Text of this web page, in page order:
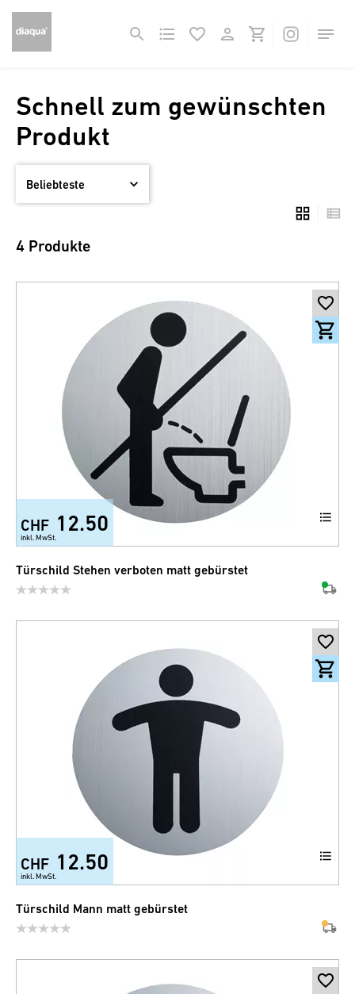
Schnell zum gewünschten
Produkt
4 Produkte
CHF 12.50
inkl. MwSt.
Türschild Stehen verboten matt gebürstet
CHF 12.50
inkl. MwSt.
Türschild Mann matt gebürstet